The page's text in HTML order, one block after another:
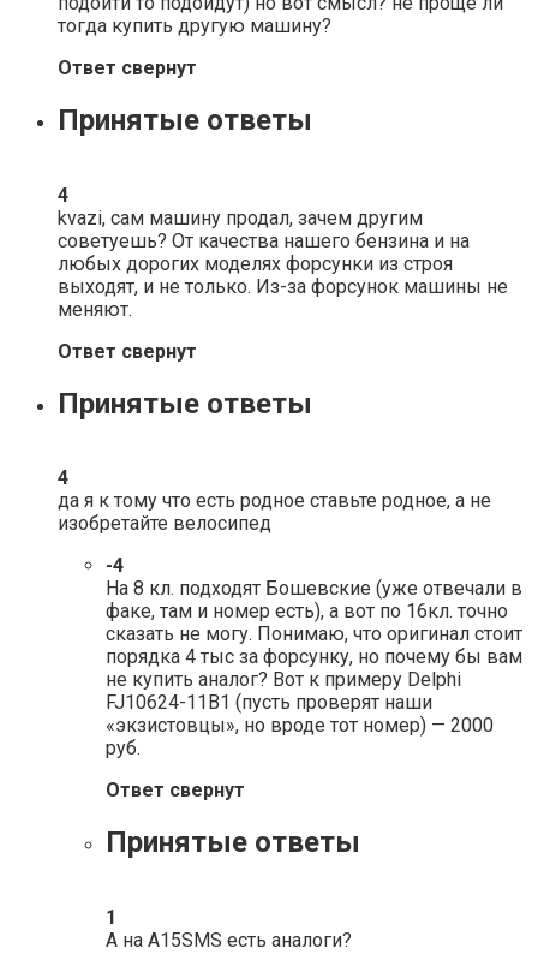
тогда купить другую машину?
Ответ свернут
Принятые ответы
4
kvazi, сам машину продал, зачем другим
советуешь? От качества нашего бензина и на
любых дорогих моделях форсунки из строя
выходят, и не только. Из-за форсунок машины не
меняют.
Ответ свернут
Принятые ответы
4
да я к тому что есть родное ставьте родное, а не
изобретайте велосипед
-4
На 8 кл. подходят Бошевские (уже отвечали в
факе, там и номер есть), а вот по 16кл. точно
сказать не могу. Понимаю, что оригинал стоит
порядка 4 тыс за форсунку, но почему бы вам
не купить аналог? Вот к примеру Delphi
FJ10624-11B1 (пусть проверят наши
«экзистовцы», но вроде тот номер) — 2000
руб.
Ответ свернут
Принятые ответы
1
А на A15SMS есть аналоги?